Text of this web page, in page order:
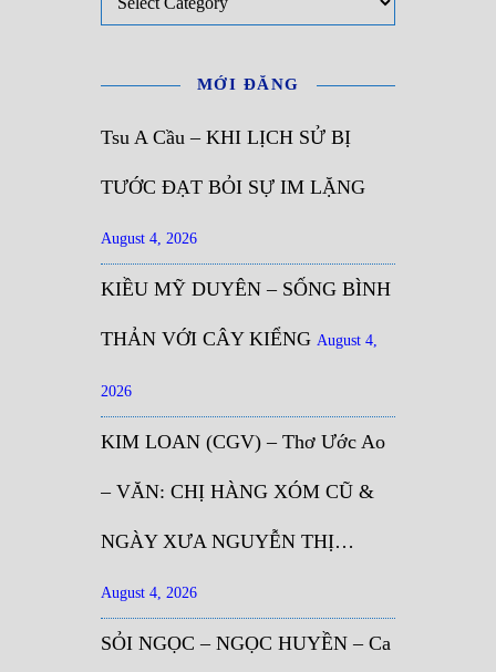
MỚI ĐĂNG
Tsu A Cầu – KHI LỊCH SỬ BỊ
TƯỚC ĐẠT BỎI SỰ IM LẶNG
August 4, 2026
KIỀU MỸ DUYÊN – SỐNG BÌNH
THẢN VỚI CÂY KIỂNG August 4,
2026
KIM LOAN (CGV) – Thơ Ước Ao
– VĂN: CHỊ HÀNG XÓM CŨ &
NGÀY XƯA NGUYỄN THỊ…
August 4, 2026
SỎI NGỌC – NGỌC HUYỀN – Ca